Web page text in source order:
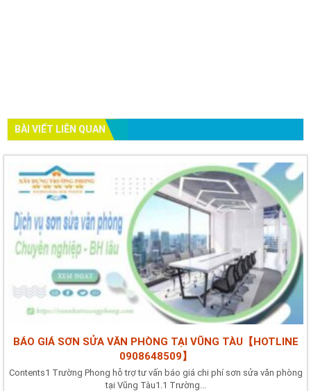
BÀI VIẾT LIÊN QUAN
BÁO GIÁ SƠN SỬA VĂN PHÒNG TẠI VŨNG TÀU【HOTLINE
0908648509】
Contents1 Trường Phong hỗ trợ tư vấn báo giá chi phí sơn sửa văn phòng
tại Vũng Tàu1.1 Trường...